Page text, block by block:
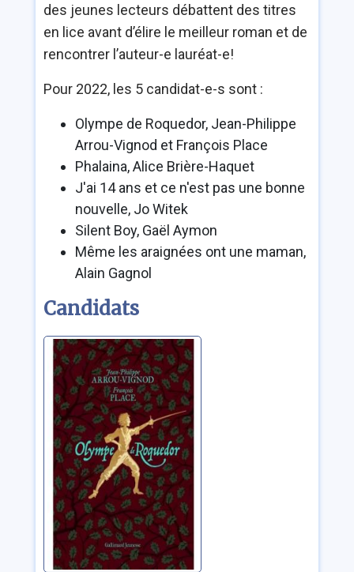
des jeunes lecteurs débattent des titres
en lice avant d’élire le meilleur roman et de
rencontrer l’auteur-e lauréat-e!
Pour 2022, les 5 candidat-e-s sont :
Olympe de Roquedor, Jean-Philippe
Arrou-Vignod et François Place
Phalaina, Alice Brière-Haquet
J'ai 14 ans et ce n'est pas une bonne
nouvelle, Jo Witek
Silent Boy, Gaël Aymon
Même les araignées ont une maman,
Alain Gagnol
Candidats
Olympe de
Roquedor
Arrou-Vignod, Jean-
Philippe